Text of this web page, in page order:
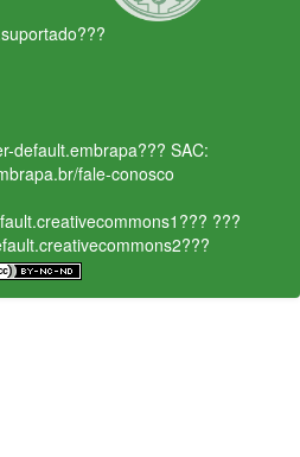
default.embrapa??? SAC:
fale-conosco
???